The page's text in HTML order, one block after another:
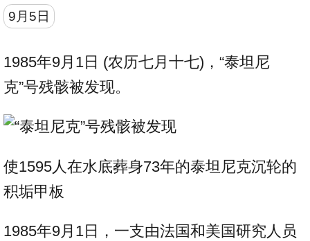
9月5日
1985年9月1日 (农历七月十七)，“泰坦尼
克”号残骸被发现。
使1595人在水底葬身73年的泰坦尼克沉轮的
积垢甲板
1985年9月1日，一支由法国和美国研究人员